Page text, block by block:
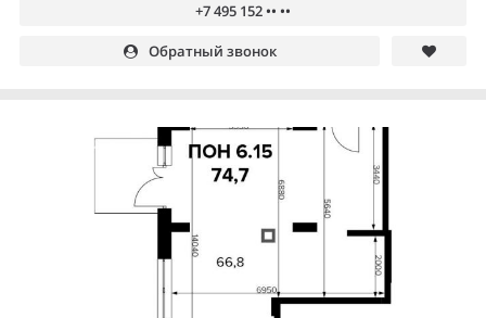
+7 495 152 •• ••
Обратный звонок